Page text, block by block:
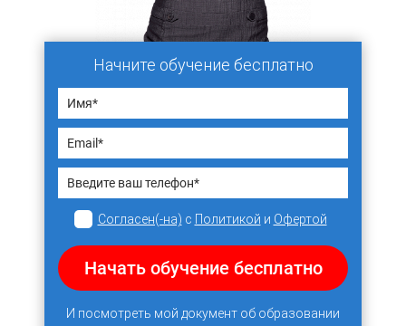
Начните обучение бесплатно
Согласен(-на) с Политикой и Офертой
Начать обучение бесплатно
И посмотреть мой документ об образовании